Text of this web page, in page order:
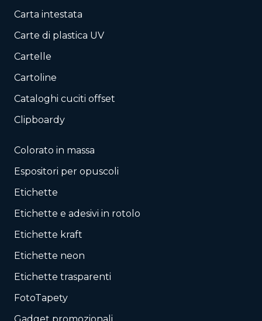
Carta intestata
Carte di plastica UV
Cartelle
Cartoline
Cataloghi cuciti offset
Clipboardy
Colorato in massa
Espositori per opuscoli
Etichette
Etichette e adesivi in rotolo
Etichette kraft
Etichette neon
Etichette trasparenti
FotoTapety